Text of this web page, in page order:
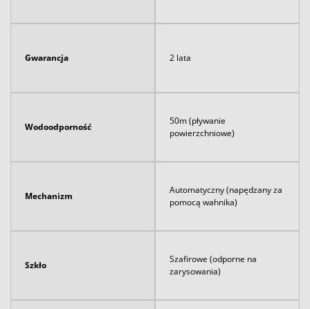
Gwarancja 2 lata
Wodoodporność
50m (pływanie
powierzchniowe)
Mechanizm
Automatyczny (napędzany za
pomocą wahnika)
Szkło
Szafirowe (odporne na
zarysowania)